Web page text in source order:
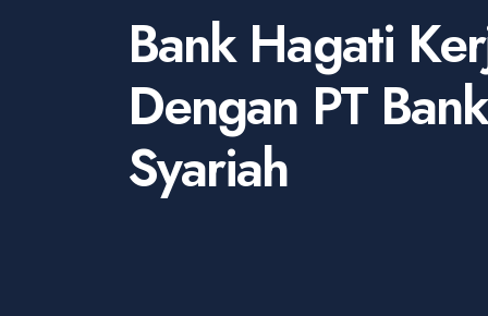
Bank Hagati
Dengan PT
Syariah